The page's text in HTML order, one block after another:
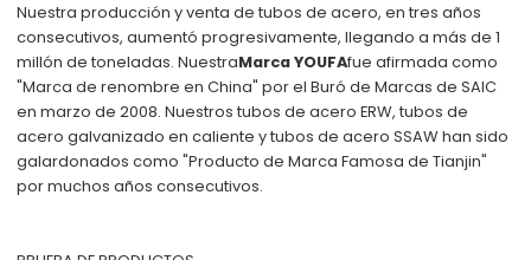
Nuestra producción y venta de tubos de acero, en tres años
consecutivos, aumentó progresivamente, llegando a más de 1
millón de toneladas. NuestraMarca YOUFAfue afirmada como
"Marca de renombre en China" por el Buró de Marcas de SAIC
en marzo de 2008. Nuestros tubos de acero ERW, tubos de
acero galvanizado en caliente y tubos de acero SSAW han sido
galardonados como "Producto de Marca Famosa de Tianjin"
por muchos años consecutivos.